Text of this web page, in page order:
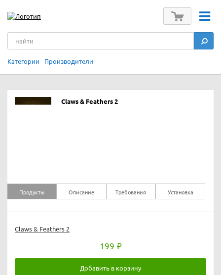
Категории Производители
Claws & Feathers 2
Продукты Описание Требования Установка
Claws & Feathers 2
199
Добавить в корзину